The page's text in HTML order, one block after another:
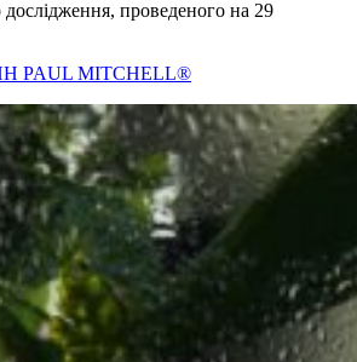
дослідження, проведеного на 29
PAUL MITCHELL®